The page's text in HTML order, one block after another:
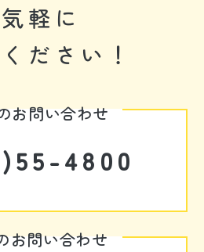
軽に
ださい！
お問い合わせ
4800
お問い合わせ